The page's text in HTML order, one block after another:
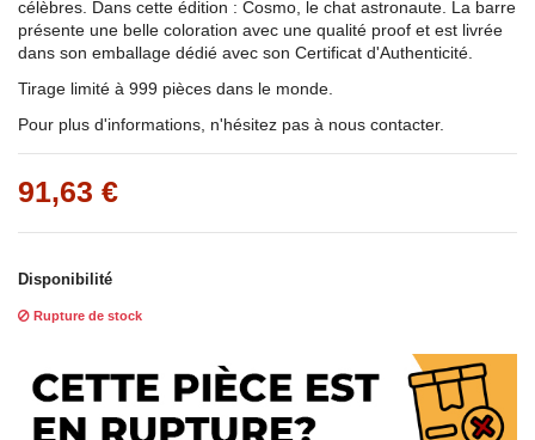
célèbres. Dans cette édition : Cosmo, le chat astronaute. La barre
présente une belle coloration avec une qualité proof et est livrée
dans son emballage dédié avec son Certificat d'Authenticité.
Tirage limité à 999 pièces dans le monde.
Pour plus d'informations, n'hésitez pas à nous contacter.
91,63 €
Disponibilité
Rupture de stock